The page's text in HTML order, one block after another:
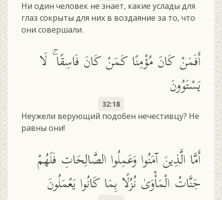
Ни один человек не знает, какие услады для
глаз сокрыты для них в воздаяние за то, что
они совершали.
أَفَمَنْ كَانَ مُؤْمِنًا كَمَنْ كَانَ فَاسِقًا ۚ لَا
يَسْتَوُونَ
32:18
Неужели верующий подобен нечестивцу? Не
равны они!
أَمَّا الَّذِينَ آمَنُوا وَعَمِلُوا الصَّالِحَاتِ فَلَهُمْ
جَنَّاتُ الْمَأْوَىٰ نُزُلًا بِمَا كَانُوا يَعْمَلُونَ